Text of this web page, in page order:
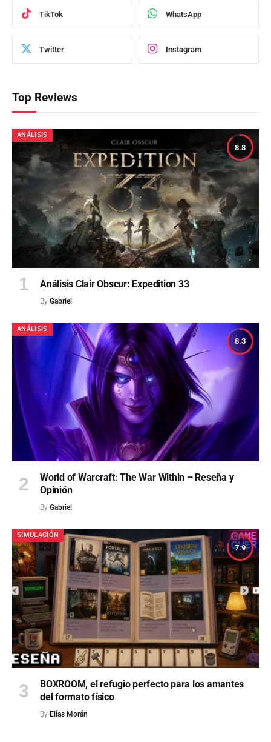
TikTok WhatsApp
Twitter Instagram
Top Reviews
8.8
ANÁLISIS
Análisis Clair Obscur: Expedition 33
By Gabriel
8.3
ANÁLISIS
World of Warcraft: The War Within – Reseña y
Opinión
By Gabriel
7.9
SIMULACIÓN
BOXROOM, el refugio perfecto para los amantes
del formato físico
By Elías Morán